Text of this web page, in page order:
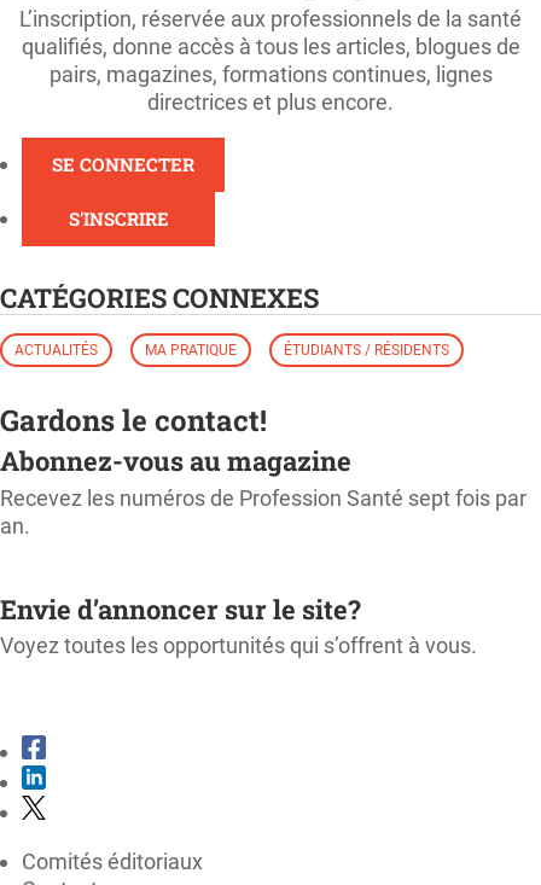
L’inscription, réservée aux professionnels de la santé
qualifiés, donne accès à tous les articles, blogues de
pairs, magazines, formations continues, lignes
directrices et plus encore.
SE CONNECTER
S'INSCRIRE
CATÉGORIES CONNEXES
ACTUALITÉS MA PRATIQUE ÉTUDIANTS / RÉSIDENTS
Gardons le contact!
Abonnez-vous au magazine
Recevez les numéros de Profession Santé sept fois par
an.
Envie d’annoncer sur le site?
Voyez toutes les opportunités qui s’offrent à vous.
Comités éditoriaux